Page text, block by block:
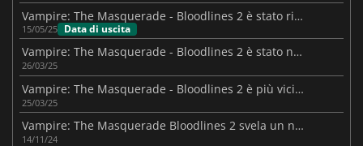
Vampire: The Masquerade - Bloodlines 2 è stato rinviato a ottobre 2025
15/05/25 Data di uscita
Vampire: The Masquerade - Bloodlines 2 è stato nuovamente rimandato
26/03/25
Vampire: The Masquerade - Bloodlines 2 è più vicino di quanto si pensi
25/03/25
Vampire: The Masquerade Bloodlines 2 svela un nuovo trailer
14/11/24